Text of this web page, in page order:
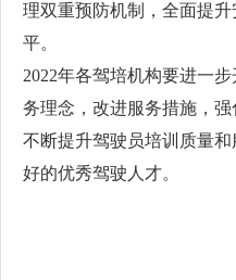
理双重预防机制，全面提
平。
2022年各驾培机构要进一
务理念，改进服务措施，强
不断提升驾驶员培训质量
好的优秀驾驶人才。